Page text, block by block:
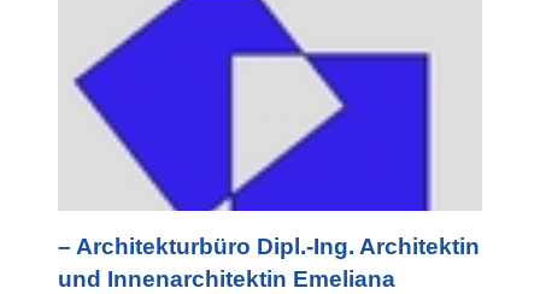
– Architekturbüro Dipl.-Ing. Architektin
und Innenarchitektin Emeliana